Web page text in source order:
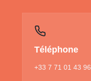
Téléphone
+33 7 71 01 43 96